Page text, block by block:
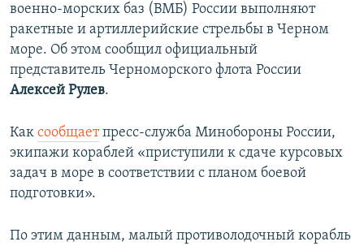
поискуИНФОГРАФИКА
ТЕЛЕПРОЕКТ КРЫМ.РЕАЛИИ
СОВЕТЫ ПРАВОЗАЩИТНИКОВ
ПОБЕДИТЕЛЕЙ НЕ СУДЯТ?
КРЫМ.НЕПОКОРЕННЫЙ
ELIFBE
КАК ОБОЙТИ БЛОКИРОВКУ
Українською
Qırımtatar
ПРИСОЕДИНЯЙТЕСЬ!
военно-морских баз (ВМБ) России выполняют
ракетные и артиллерийские стрельбы в Черном
море. Об этом сообщил официальный
представитель Черноморского флота России
Алексей Рулев.
Как сообщаетпресс-служба Минобороны России,
экипажи кораблей «приступили к сдаче курсовых
задач в море в соответствии с планом боевой
подготовки».
По этим данным, малый противолодочный корабль